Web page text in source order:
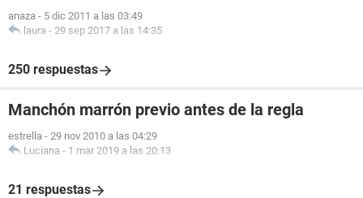
anaza - 5 dic 2011 a las 03:49
laura - 29 sep 2017 a las 14:35
250 respuestas
Manchón marrón previo antes de la regla
estrella - 29 nov 2010 a las 04:29
Luciana - 1 mar 2019 a las 20:13
21 respuestas